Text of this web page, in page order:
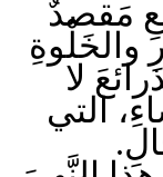
مَقصدٌ
لا
التي